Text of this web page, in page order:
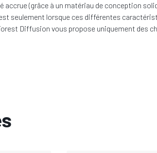
(grâce à un matériau de conception
seulement lorsque ces différentes
Diffusion vous propose uniquement des